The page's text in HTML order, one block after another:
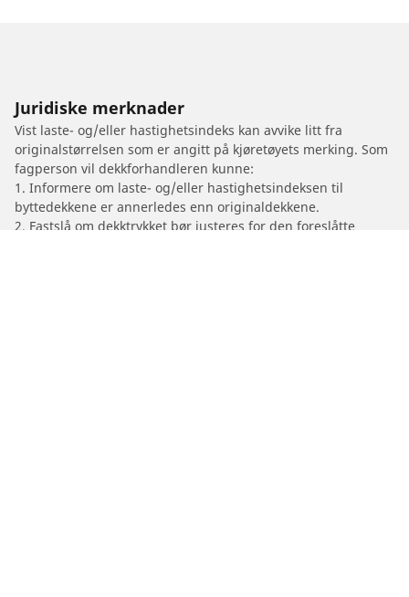
Juridiske merknader
Vist laste- og/eller hastighetsindeks kan avvike litt fra
originalstørrelsen som er angitt på kjøretøyets merking. Som
fagperson vil dekkforhandleren kunne:
1. Informere om laste- og/eller hastighetsindeksen til
byttedekkene er annerledes enn originaldekkene.
2. Fastslå om dekktrykket bør justeres for den foreslåtte